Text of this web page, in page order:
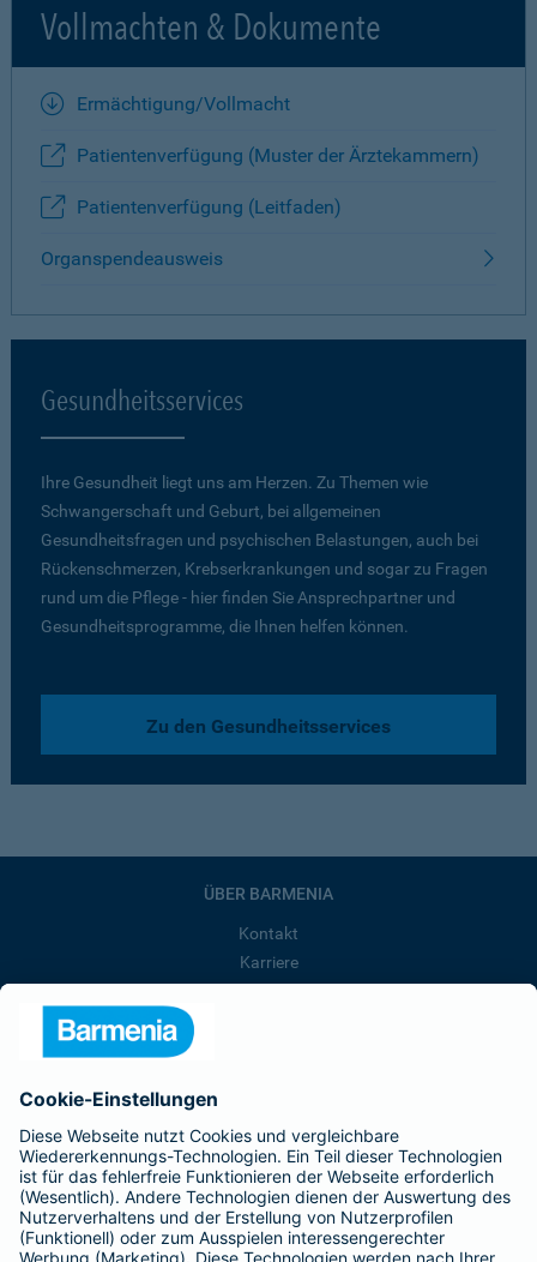
Vollmachten & Dokumente
Ermächtigung/Vollmacht
Patientenverfügung (Muster der Ärztekammern)
Patientenverfügung (Leitfaden)
Organspendeausweis
Gesundheitsservices
Ihre Gesundheit liegt uns am Herzen. Zu Themen wie
Schwangerschaft und Geburt, bei allgemeinen
Gesundheitsfragen und psychischen Belastungen, auch bei
Rückenschmerzen, Krebserkrankungen und sogar zu Fragen
rund um die Pflege - hier finden Sie Ansprechpartner und
Gesundheitsprogramme, die Ihnen helfen können.
Zu den Gesundheitsservices
ÜBER BARMENIA
Kontakt
Karriere
Barmenia ist Teil der BarmeniaGothaer
BELIEBTE SEITEN
Kranken-Zusatzversicherung
Tierversicherungen
Haftpflichtversicherung